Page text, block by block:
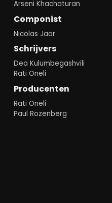
Arseni Khachaturan
Componist
Nicolas Jaar
Schrijvers
Dea Kulumbegashvili
Rati Oneli
Producenten
Rati Oneli
Paul Rozenberg